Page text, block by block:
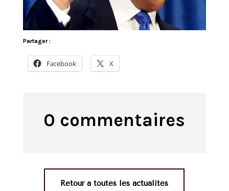
Partager :
Facebook X
0 commentaires
Retour à toutes les actualités